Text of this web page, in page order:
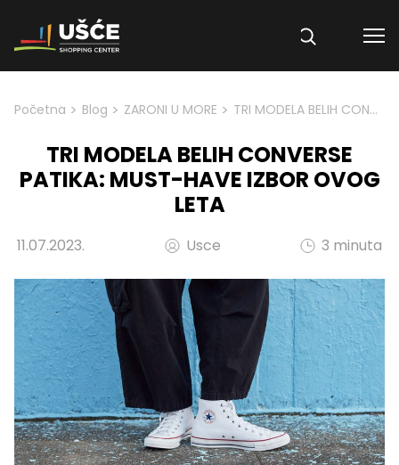
Skip to content
Početna > Blog > ZARONI U MORE > TRI MODELA BELIH CONVERSE PATIKA: MUST-HAVE IZBOR OVOG LETA
TRI MODELA BELIH CONVERSE
PATIKA: MUST-HAVE IZBOR OVOG
LETA
11.07.2023. Usce 3 minuta